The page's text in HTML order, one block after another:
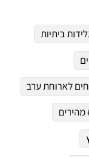
ביתיות
לארוחת ערב
מהירים